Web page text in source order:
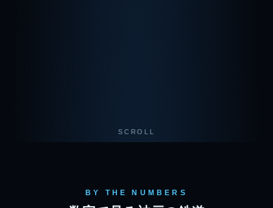
SCROLL
BY THE NUMBERS